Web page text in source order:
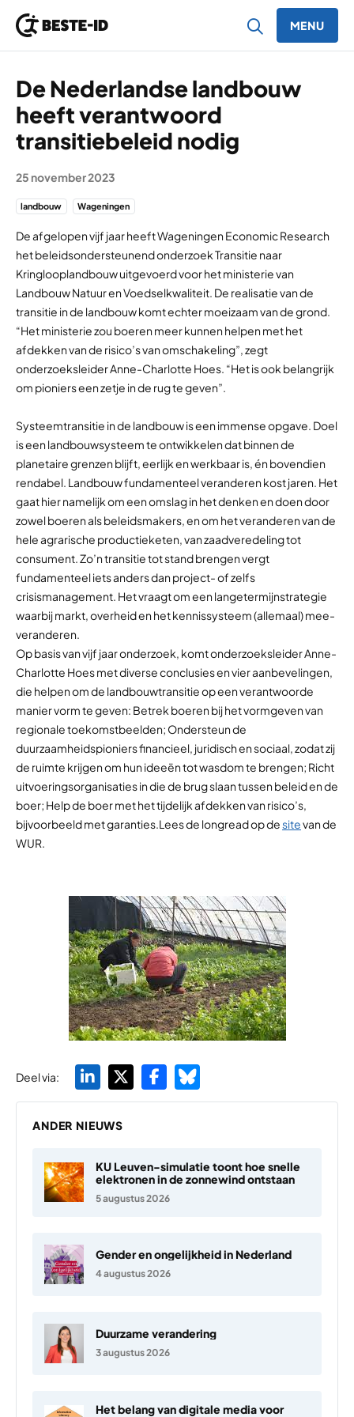
MENU
De Nederlandse landbouw
heeft verantwoord
transitiebeleid nodig
25 november 2023
landbouw Wageningen
De afgelopen vijf jaar heeft Wageningen Economic Research
het beleidsondersteunend onderzoek Transitie naar
Kringlooplandbouw uitgevoerd voor het ministerie van
Landbouw Natuur en Voedselkwaliteit. De realisatie van de
transitie in de landbouw komt echter moeizaam van de grond.
“Het ministerie zou boeren meer kunnen helpen met het
afdekken van de risico’s van omschakeling”, zegt
onderzoeksleider Anne-Charlotte Hoes. “Het is ook belangrijk
om pioniers een zetje in de rug te geven”.
Systeemtransitie in de landbouw is een immense opgave. Doel
is een landbouwsysteem te ontwikkelen dat binnen de
planetaire grenzen blijft, eerlijk en werkbaar is, én bovendien
rendabel. Landbouw fundamenteel veranderen kost jaren. Het
gaat hier namelijk om een omslag in het denken en doen door
zowel boeren als beleidsmakers, en om het veranderen van de
hele agrarische productieketen, van zaadveredeling tot
consument. Zo’n transitie tot stand brengen vergt
fundamenteel iets anders dan project- of zelfs
crisismanagement. Het vraagt om een langetermijnstrategie
waarbij markt, overheid en het kennissysteem (allemaal) mee-
veranderen.
Op basis van vijf jaar onderzoek, komt onderzoeksleider Anne-
Charlotte Hoes met diverse conclusies en vier aanbevelingen,
die helpen om de landbouwtransitie op een verantwoorde
manier vorm te geven: Betrek boeren bij het vormgeven van
regionale toekomstbeelden; Ondersteun de
duurzaamheidspioniers financieel, juridisch en sociaal, zodat zij
de ruimte krijgen om hun ideeën tot wasdom te brengen; Richt
uitvoeringsorganisaties in die de brug slaan tussen beleid en de
boer; Help de boer met het tijdelijk afdekken van risico’s,
bijvoorbeeld met garanties.Lees de longread op desitevan de
WUR.
Deel via:
ANDER NIEUWS
KU Leuven-simulatie toont hoe snelle
elektronen in de zonnewind ontstaan
5 augustus 2026
Gender en ongelijkheid in Nederland
4 augustus 2026
Duurzame verandering
3 augustus 2026
Het belang van digitale media voor